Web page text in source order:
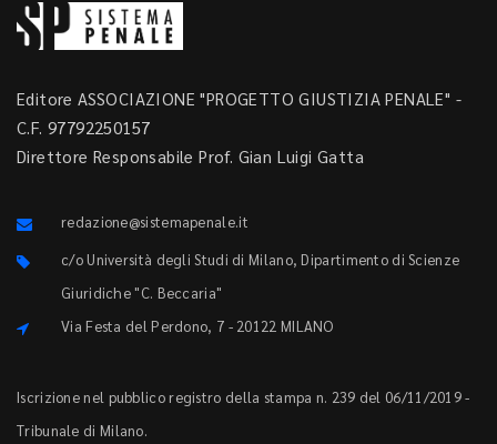
Editore ASSOCIAZIONE "PROGETTO GIUSTIZIA PENALE" -
C.F. 97792250157
Direttore Responsabile Prof. Gian Luigi Gatta
redazione@sistemapenale.it
c/o Università degli Studi di Milano, Dipartimento di Scienze
Giuridiche "C. Beccaria"
Via Festa del Perdono, 7 - 20122 MILANO
Iscrizione nel pubblico registro della stampa n. 239 del 06/11/2019 -
Tribunale di Milano.